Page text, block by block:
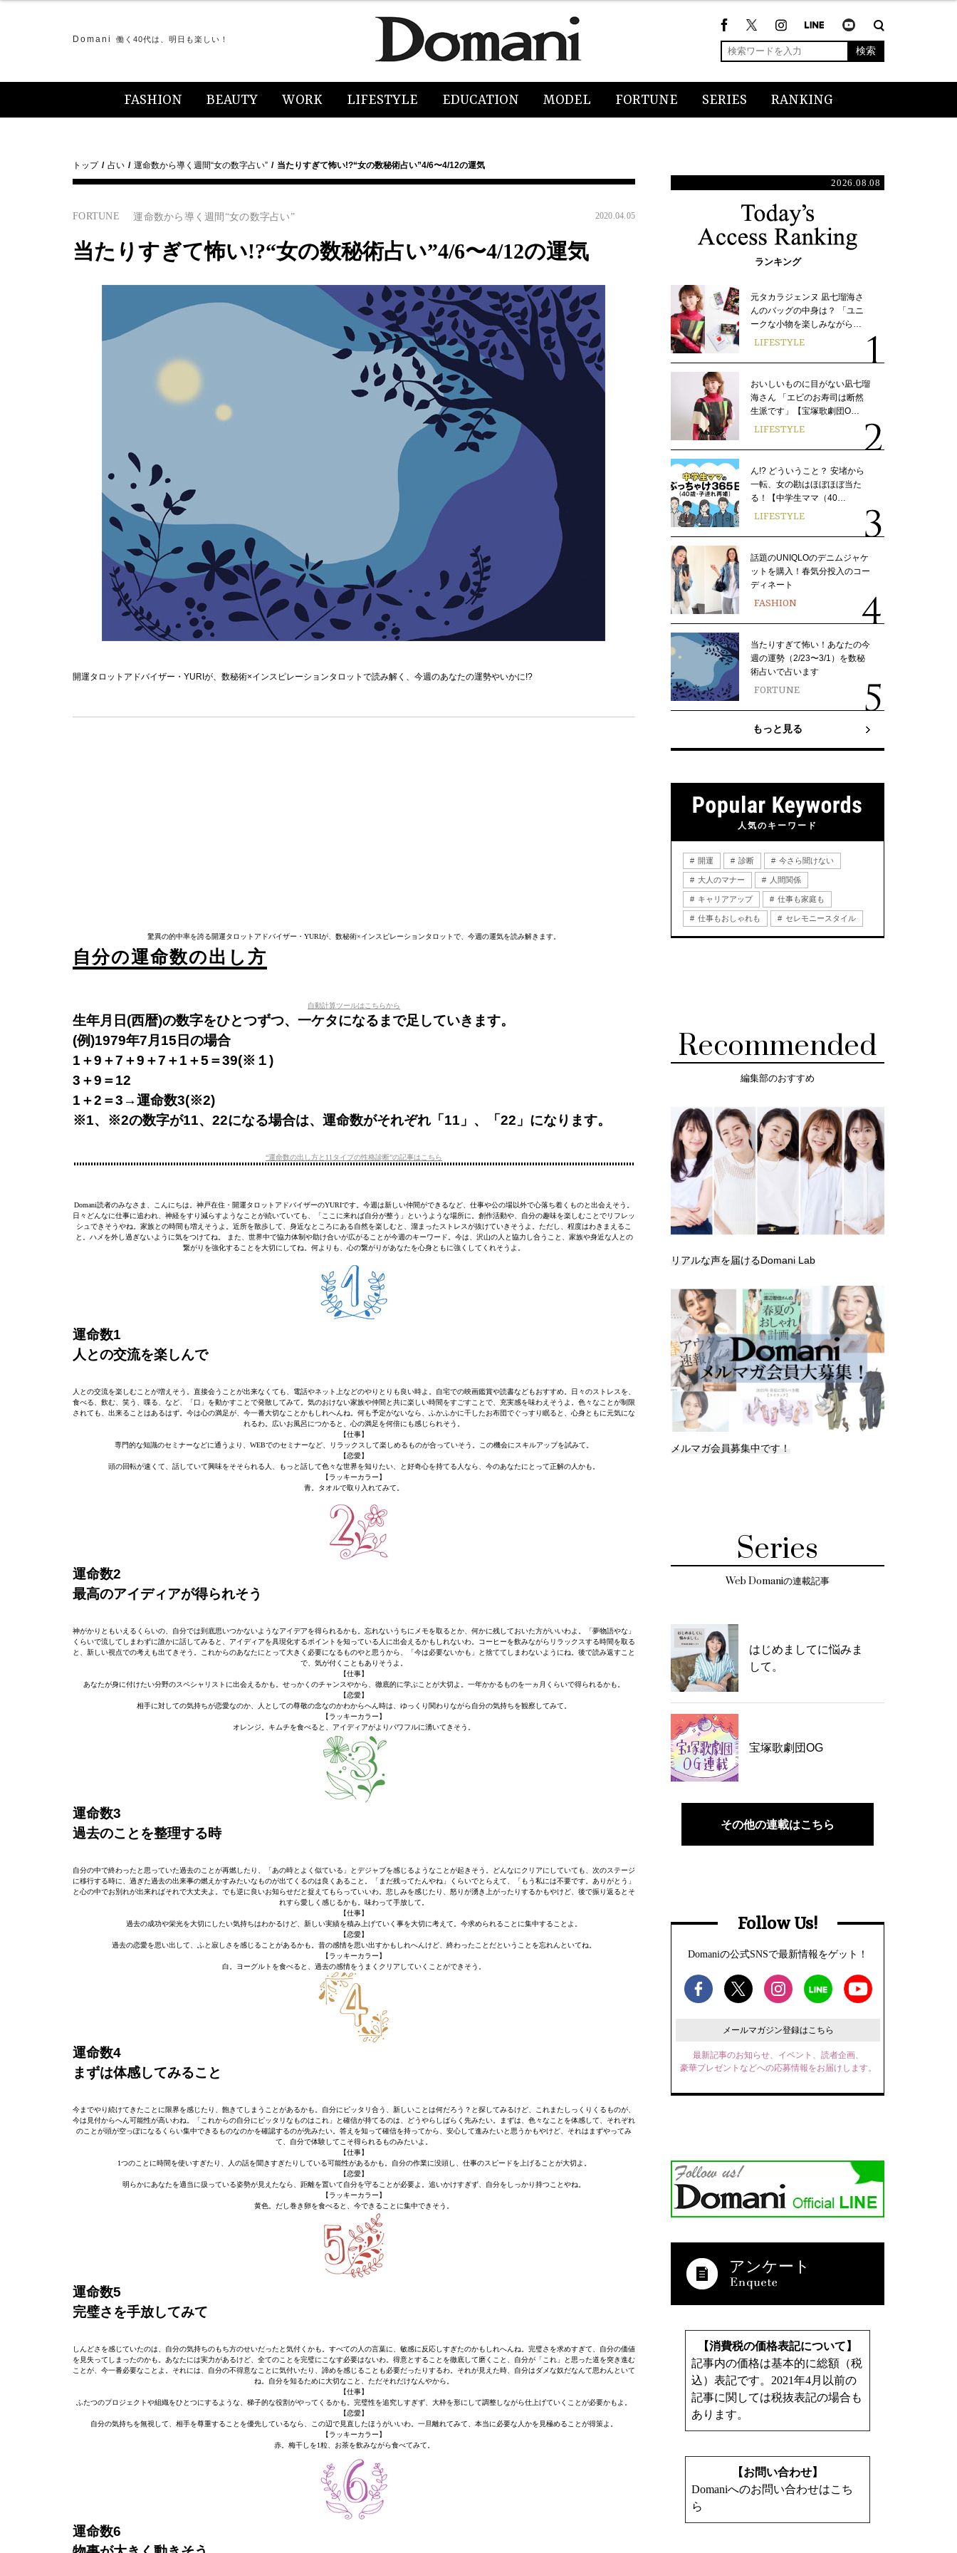
Domani 働く40代は、明日も楽しい！
検索
FASHION BEAUTY WORK LIFESTYLE EDUCATION MODEL FORTUNE SERIES RANKING
トップ 占い 運命数から導く週間“女の数字占い” 当たりすぎて怖い!?“女の数秘術占い”4/6〜4/12の運気
FORTUNE 運命数から導く週間“女の数字占い” 2020.04.05
当たりすぎて怖い!?“女の数秘術占い”4/6〜4/12の運気
開運タロットアドバイザー・YURIが、数秘術×インスピレーションタロットで読み解く、今週のあなたの運勢やいかに!?
驚異の的中率を誇る開運タロットアドバイザー・YURIが、数秘術×インスピレーションタロットで、今週の運気を読み解きます。
自分の運命数の出し方
自動計算ツールはこちらから
生年月日(西暦)の数字をひとつずつ、一ケタになるまで足していきます。
(例)1979年7月15日の場合
1＋9＋7＋9＋7＋1＋5＝39(※１)
3＋9＝12
1＋2＝3→運命数3(※2)
※1、※2の数字が11、22になる場合は、運命数がそれぞれ「11」、「22」になります。
“運命数の出し方と11タイプの性格診断”の記事はこちら
Domani読者のみなさま、こんにちは。神戸在住・開運タロットアドバイザーのYURIです。今週は新しい仲間ができるなど、仕事や公の場以外で心落ち着くものと出会えそう。
日々どんなに仕事に追われ、神経をすり減らすようなことが続いていても、「ここに来れば自分が整う」というような場所に。創作活動や、自分の趣味を楽しむことでリフレッ
シュできそうやね。家族との時間も増えそうよ。近所を散歩して、身近なところにある自然を楽しむと、溜まったストレスが抜けていきそうよ。ただし、程度はわきまえるこ
と。ハメを外し過ぎないように気をつけてね。 また、世界中で協力体制や助け合いが広がることが今週のキーワード。今は、沢山の人と協力し合うこと、家族や身近な人との
繋がりを強化することを大切にしてね。何よりも、心の繋がりがあなたを心身ともに強くしてくれそうよ。
運命数1
人との交流を楽しんで
人との交流を楽しむことが増えそう。直接会うことが出来なくても、電話やネット上などのやりとりも良い時よ。自宅での映画鑑賞や読書などもおすすめ。日々のストレスを、
食べる、飲む、笑う、喋る、など、「口」を動かすことで発散してみて。気のおけない家族や仲間と共に楽しい時間をすごすことで、充実感を味わえそうよ。色々なことが制限
されても、出来ることはあるはず。今は心の満足が、今一番大切なことかもしれへんね。何も予定がないなら、ふかふかに干したお布団でぐっすり眠ると、心身ともに元気にな
れるわ。広いお風呂につかると、心の満足を何倍にも感じられそう。
【仕事】
専門的な知識のセミナーなどに通うより、WEBでのセミナーなど、リラックスして楽しめるものが合っていそう。この機会にスキルアップを試みて。
【恋愛】
頭の回転が速くて、話していて興味をそそられる人、もっと話して色々な世界を知りたい、と好奇心を持てる人なら、今のあなたにとって正解の人かも。
【ラッキーカラー】
青。タオルで取り入れてみて。
運命数2
最高のアイディアが得られそう
神がかりともいえるくらいの、自分では到底思いつかないようなアイデアを得られるかも。忘れないうちにメモを取るとか、何かに残しておいた方がいいわよ。「夢物語やな」
くらいで流してしまわずに誰かに話してみると、アイディアを具現化するポイントを知っている人に出会えるかもしれないわ。コーヒーを飲みながらリラックスする時間を取る
と、新しい視点での考えも出てきそう。これからのあなたにとって大きく必要になるものやと思うから、「今は必要ないかも」と捨ててしまわないようにね。後で読み返すこと
で、気が付くこともありそうよ。
【仕事】
あなたが身に付けたい分野のスペシャリストに出会えるかも。せっかくのチャンスやから、徹底的に学ぶことが大切よ。一年かかるものを一ヵ月くらいで得られるかも。
【恋愛】
相手に対しての気持ちが恋愛なのか、人としての尊敬の念なのかわからへん時は、ゆっくり関わりながら自分の気持ちを観察してみて。
【ラッキーカラー】
オレンジ。キムチを食べると、アイディアがよりパワフルに湧いてきそう。
運命数3
過去のことを整理する時
自分の中で終わったと思っていた過去のことが再燃したり、「あの時とよく似ている」とデジャブを感じるようなことが起きそう。どんなにクリアにしていても、次のステージ
に移行する時に、過ぎた過去の出来事の燃えかすみたいなものが出てくるのは良くあること。「まだ残ってたんやね」くらいでとらえて、「もう私には不要です。ありがとう」
と心の中でお別れが出来ればそれで大丈夫よ。でも逆に良いお知らせだと捉えてもらっていいわ。悲しみを感じたり、怒りが湧き上がったりするかもやけど、後で振り返るとそ
れすら愛しく感じるかも。味わって手放して。
【仕事】
過去の成功や栄光を大切にしたい気持ちはわかるけど、新しい実績を積み上げていく事を大切に考えて。今求められることに集中することよ。
【恋愛】
過去の恋愛を思い出して、ふと寂しさを感じることがあるかも。昔の感情を思い出すかもしれへんけど、終わったことだということを忘れんといてね。
【ラッキーカラー】
白。ヨーグルトを食べると、過去の感情をうまくクリアしていくことができそう。
運命数4
まずは体感してみること
今までやり続けてきたことに限界を感じたり、飽きてしまうことがあるかも。自分にピッタリ合う、新しいことは何だろう？と探してみるけど、これまたしっくりくるものが、
今は見付からへん可能性が高いわね。「これからの自分にピッタリなものはこれ」と確信が持てるのは、どうやらしばらく先みたい。まずは、色々なことを体感して、それぞれ
のことが頭が空っぽになるくらい集中できるものなのかを確認するのが先みたい。答えを知って確信を持ってから、安心して進みたいと思うかもやけど、それはまずやってみ
て、自分で体験してこそ得られるものみたいよ。
【仕事】
1つのことに時間を使いすぎたり、人の話を聞きすぎたりしている可能性があるかも。自分の作業に没頭し、仕事のスピードを上げることが大切よ。
【恋愛】
明らかにあなたを適当に扱っている姿勢が見えたなら、距離を置いて自分を守ることが必要よ。追いかけすぎず、自分をしっかり持つことやね。
【ラッキーカラー】
黄色。だし巻き卵を食べると、今できることに集中できそう。
運命数5
完璧さを手放してみて
しんどさを感じていたのは、自分の気持ちのもち方のせいだったと気付くかも。すべての人の言葉に、敏感に反応しすぎたのかもしれへんね。完璧さを求めすぎて、自分の価値
を見失ってしまったのかも。あなたには実力があるけど、全てのことを完璧にこなす必要はないわ。得意とすることを徹底して磨くこと、自分が「これ」と思った道を突き進む
ことが、今一番必要なことよ。それには、自分の不得意なことに気付いたり、諦めを感じることも必要だったりするわ。それが見えた時、自分はダメな奴だなんて思わんといて
ね。自分を知るために大切なこと、ただそれだけなんやから。
【仕事】
ふたつのプロジェクトや組織をひとつにするような、梯子的な役割がやってくるかも。完璧性を追究しすぎず、大枠を形にして調整しながら仕上げていくことが必要かもよ。
【恋愛】
自分の気持ちを無視して、相手を尊重することを優先しているなら、この辺で見直したほうがいいわ。一旦離れてみて、本当に必要な人かを見極めることが得策よ。
【ラッキーカラー】
赤。梅干しを1粒、お茶を飲みながら食べてみて。
運命数6
2026.08.08
ランキング
元タカラジェンヌ 凪七瑠海さ
んのバッグの中身は？ 「ユニ
ークな小物を楽しみながら…
LIFESTYLE
おいしいものに目がない凪七瑠
海さん 「エビのお寿司は断然
生派です」【宝塚歌劇団O…
LIFESTYLE
ん!? どういうこと？ 安堵から
一転、女の勘はほぼほぼ当た
る！【中学生ママ（40…
LIFESTYLE
話題のUNIQLOのデニムジャケ
ットを購入！春気分投入のコー
ディネート
FASHION
当たりすぎて怖い！あなたの今
週の運勢（2/23〜3/1）を数秘
術占いで占います
FORTUNE
もっと見る
人気のキーワード
開運 診断 今さら聞けない
大人のマナー 人間関係
キャリアアップ 仕事も家庭も
仕事もおしゃれも セレモニースタイル
Recommended
編集部のおすすめ
リアルな声を届けるDomani Lab
メルマガ会員募集中です！
Series
Web Domaniの連載記事
はじめましてに悩みま
して。
宝塚歌劇団OG
その他の連載はこちら
Follow Us!
Domaniの公式SNSで最新情報をゲット！
メールマガジン登録はこちら
最新記事のお知らせ、イベント、読者企画、
豪華プレゼントなどへの応募情報をお届けします。
アンケート
【消費税の価格表記について】
記事内の価格は基本的に総額（税
込）表記です。2021年4月以前の
記事に関しては税抜表記の場合も
あります。
【お問い合わせ】
Domaniへのお問い合わせはこち
ら